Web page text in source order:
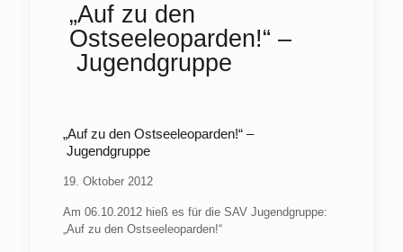
„Auf zu den
Ostseeleoparden!“ –
Jugendgruppe
„Auf zu den Ostseeleoparden!“ –
Jugendgruppe
19. Oktober 2012
Am 06.10.2012 hieß es für die SAVJugendgruppe:
„Auf zu den Ostseeleoparden!“